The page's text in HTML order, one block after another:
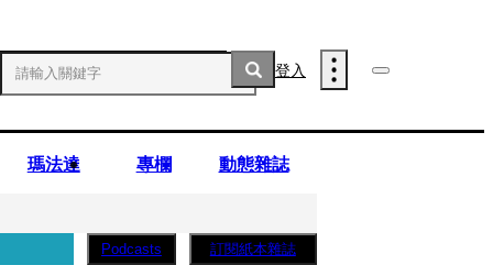
登入
瑪法達 專欄 動態雜誌
Podcasts 訂閱紙本雜誌